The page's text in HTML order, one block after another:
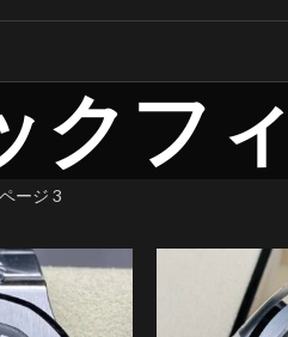
クフ
ージ 3